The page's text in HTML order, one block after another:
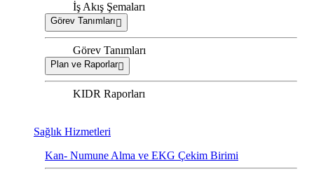
İş Akış Şemaları
Görev Tanımları
Görev Tanımları
Plan ve Raporlar
KIDR Raporları
Sağlık Hizmetleri
Kan- Numune Alma ve EKG Çekim Birimi